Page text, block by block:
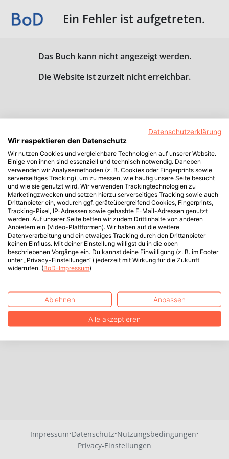
Ein Fehler ist aufgetreten.
Das Buch kann nicht angezeigt werden.
Die Website ist zurzeit nicht erreichbar.
Impressum·Datenschutz·Nutzungsbedingungen·
Privacy-Einstellungen
Datenschutzerklärung
Wir respektieren den Datenschutz
Wir nutzen Cookies und vergleichbare Technologien auf unserer Website.
Einige von ihnen sind essenziell und technisch notwendig. Daneben
verwenden wir Analysemethoden (z. B. Cookies oder Fingerprints sowie
serverseitiges Tracking), um zu messen, wie häufig unsere Seite besucht
und wie sie genutzt wird. Wir verwenden Trackingtechnologien zu
Marketingzwecken und setzen hierzu serverseitiges Tracking sowie auch
Drittanbieter ein, wodurch ggf. geräteübergreifend Cookies, Fingerprints,
Tracking-Pixel, IP-Adressen sowie gehashte E-Mail-Adressen genutzt
werden. Auf unserer Seite betten wir zudem Drittinhalte von anderen
Anbietern ein (Video-Plattformen). Wir haben auf die weitere
Datenverarbeitung und ein etwaiges Tracking durch den Drittanbieter
keinen Einfluss. Mit deiner Einstellung willigst du in die oben
beschriebenen Vorgänge ein. Du kannst deine Einwilligung (z. B. im Footer
unter „Privacy-Einstellungen“) jederzeit mit Wirkung für die Zukunft
widerrufen. (BoD-Impressum)
Ablehnen Anpassen
Alle akzeptieren